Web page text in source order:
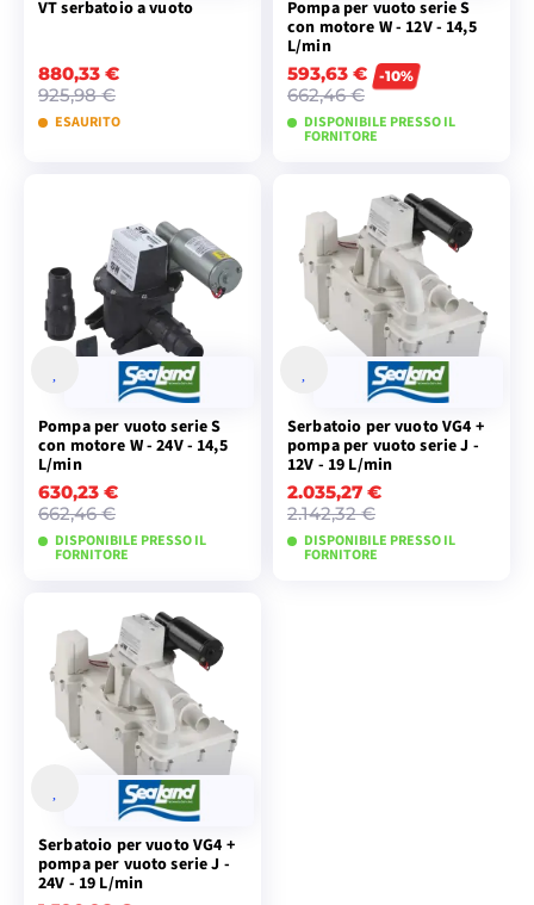
VT serbatoio a vuoto
880,33 €
925,98 €
ESAURITO
CARRELLO
Pompa per vuoto serie S
con motore W - 12V - 14,5
L/min
593,63 €
662,46 €
-10%
DISPONIBILE PRESSO IL
FORNITORE
AGGIUNGI AL
CARRELLO
Pompa per vuoto serie S
con motore W - 24V - 14,5
L/min
630,23 €
662,46 €
DISPONIBILE PRESSO IL
FORNITORE
AGGIUNGI AL
CARRELLO
Serbatoio per vuoto VG4 +
pompa per vuoto serie J -
12V - 19 L/min
2.035,27 €
2.142,32 €
DISPONIBILE PRESSO IL
FORNITORE
Serbatoio per vuoto VG4 +
pompa per vuoto serie J -
24V - 19 L/min